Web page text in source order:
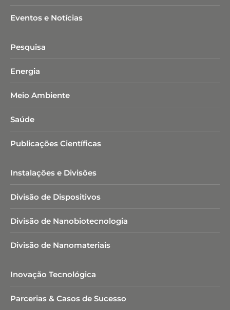
Eventos e Notícias
Pesquisa
Energia
Meio Ambiente
Saúde
Publicações Científicas
Instalações e Divisões
Divisão de Dispositivos
Divisão de Nanobiotecnologia​
Divisão de Nanomateriais
Inovação Tecnológica
Parcerias & Casos de Sucesso